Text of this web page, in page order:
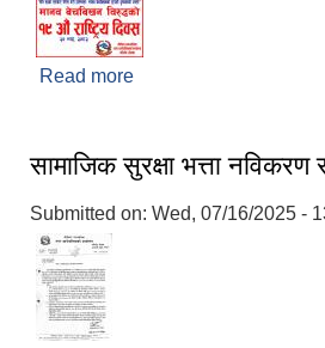
Read more
सामाजिक सुरक्षा भत्ता नविकरण
Submitted on: Wed, 07/16/2025 -